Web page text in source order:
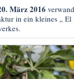
März 2016
in ein kleines „